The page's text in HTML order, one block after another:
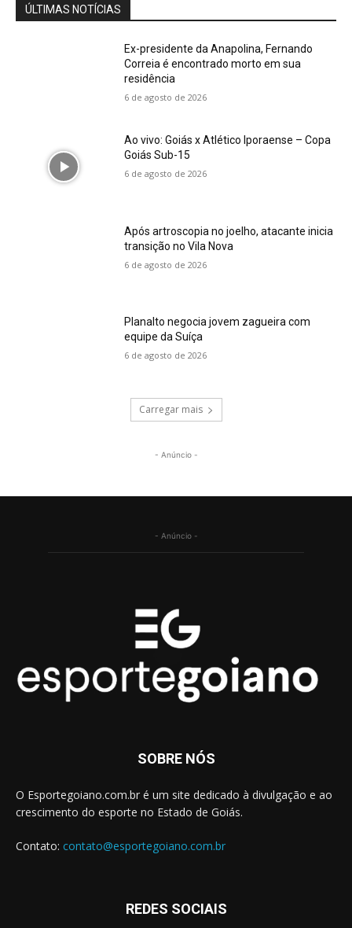
ÚLTIMAS NOTÍCIAS
Ex-presidente da Anapolina, Fernando
Correia é encontrado morto em sua
residência
6 de agosto de 2026
Ao vivo: Goiás x Atlético Iporaense – Copa
Goiás Sub-15
6 de agosto de 2026
Após artroscopia no joelho, atacante inicia
transição no Vila Nova
6 de agosto de 2026
Planalto negocia jovem zagueira com
equipe da Suíça
6 de agosto de 2026
Carregar mais
- Anúncio -
- Anúncio -
SOBRE NÓS
O Esportegoiano.com.br é um site dedicado à divulgação e ao
crescimento do esporte no Estado de Goiás.
Contato: contato@esportegoiano.com.br
REDES SOCIAIS